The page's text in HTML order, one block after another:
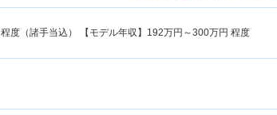
程度（諸手当込） 【モデル年収】 192万円～300万円 程度